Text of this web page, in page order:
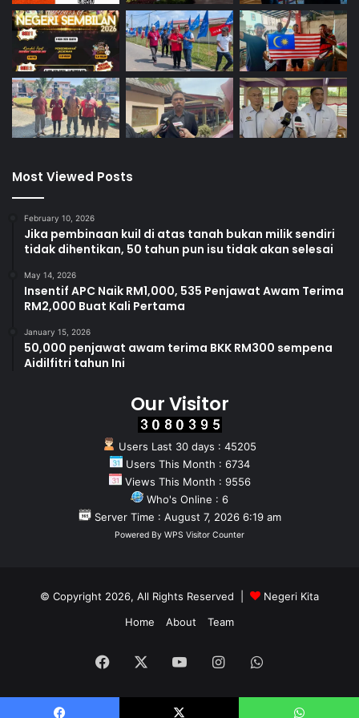
dimenangi Muhammad Adam Harris bin Rusli, 19, dari
Kuantan, Pahang.
Bagi kategori Kawad Terbaik, anugerah diberikan kepada
Muhammad Sufi bin Salim, 22, dari Kuala Terengganu,
Terengganu sementara Perajurit Muda Ketenteraan
Terbaik disandang Veiter Mark Pindah, 23, dari Kota
latihan, Tentera Darat memperuntukkan sekitar RM9.7 juta
bagi kerja senggaraan dan penambahbaikan fasiliti
PUSASDA tahun ini.
Peruntukan itu termasuk projek rintis melengkapkan
penginapan rekrut dengan perabot dan perkakasan siap
bina bagi memastikan kemudahan lebih selesa serta
kondusif kepada pelatih.
Most Viewed Posts
February 10, 2026
Jika pembinaan kuil di atas tanah bukan milik sendiri
tidak dihentikan, 50 tahun pun isu tidak akan selesai
May 14, 2026
Insentif APC Naik RM1,000, 535 Penjawat Awam Terima
RM2,000 Buat Kali Pertama
January 15, 2026
50,000 penjawat awam terima BKK RM300 sempena
Aidilfitri tahun Ini
Our Visitor
Users Last 30 days : 45205
Users This Month : 6734
Views This Month : 9556
Who's Online : 6
Server Time : August 7, 2026 6:19 am
Powered By WPS Visitor Counter
© Copyright 2026, All Rights Reserved |
Negeri Kita
Home
About Team
Facebook YouTubeInstagramWhatsApp